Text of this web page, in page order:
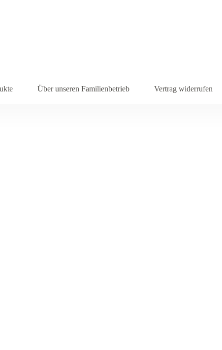
Über unseren Familienbetrieb Vertrag widerrufen